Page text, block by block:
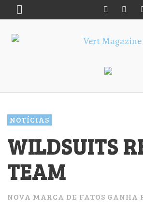
NOTÍCIAS
WILDSUITS
TEAM
NOVA MARCA DE FATOS GANHA